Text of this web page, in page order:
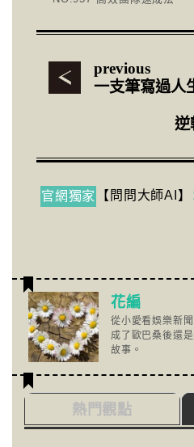
previous
一支筆寫過人
逆
官網獨家 【問問大師AI】
花編
從小愛看娛樂新
成了歐巴桑後還
故事。
熱門觀點